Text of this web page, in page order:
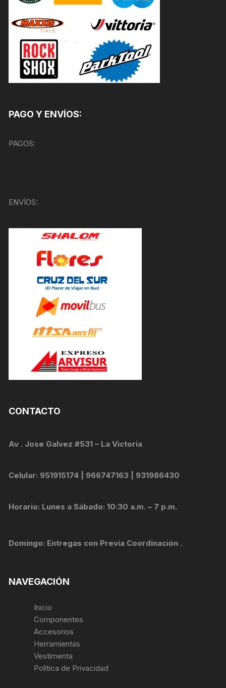
PAGO Y ENVÍOS:
PAGOS:
ENVÍOS:
CONTACTO
Av . Jose Galvez #531 – La Victoria
Celular: 951915174 | 966747163 | 931986430
Horario: Lunes a Sábado: 10:30 a.m. – 7 p.m.
Domingo: Entregas con Previa Coordinación .
NAVEGACIÓN
Inicio
Componentes
Accesorios
Herramientas
Vestimenta
Política de Privacidad